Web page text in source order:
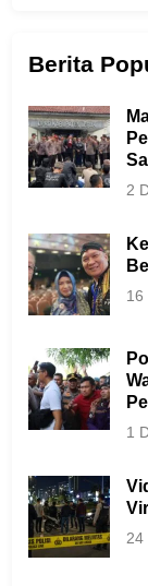
Berita
2
16
1
24